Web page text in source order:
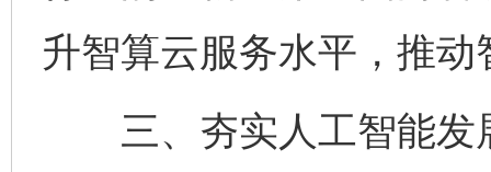
升智算云服务水平，推
三、夯实人工智能发